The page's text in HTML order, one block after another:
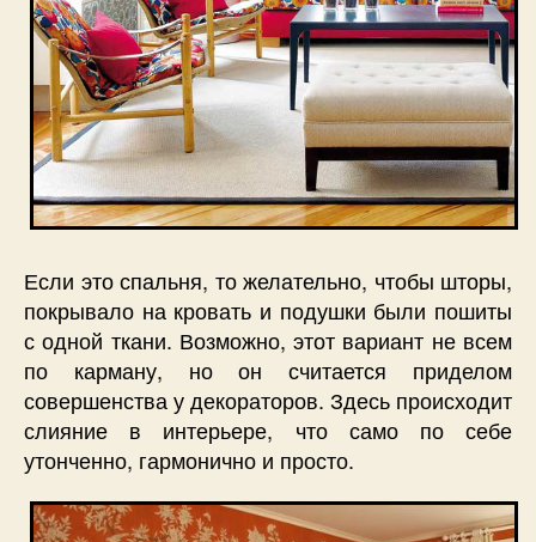
Если это спальня, то желательно, чтобы шторы,
покрывало на кровать и подушки были пошиты
с одной ткани. Возможно, этот вариант не всем
по карману, но он считается приделом
совершенства у декораторов. Здесь происходит
слияние в интерьере, что само по себе
утонченно, гармонично и просто.